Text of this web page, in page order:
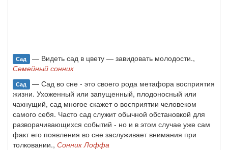
Сад — Видеть сад в цвету — завидовать молодости.,
Семейный сонник
Сад — Сад во сне - это своего рода метафора восприятия
жизни. Ухоженный или запущенный, плодоносный или
чахнущий, сад многое скажет о восприятии человеком
самого себя. Часто сад служит обычной обстановкой для
разворачивающихся событий - но и в этом случае уже сам
факт его появления во сне заслуживает внимания при
толковании., Сонник Лоффа